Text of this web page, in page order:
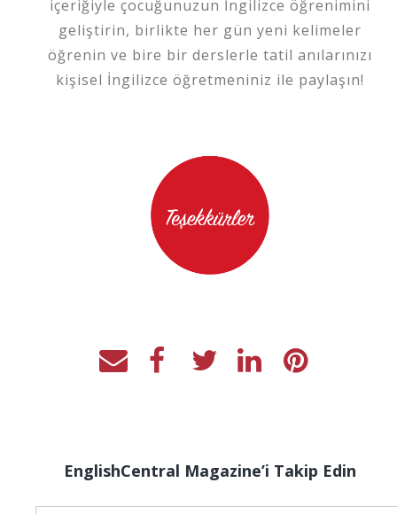
içeriğiyle çocuğunuzun İngilizce öğrenimini
geliştirin, birlikte her gün yeni kelimeler
öğrenin ve bire bir derslerle tatil anılarınızı
kişisel İngilizce öğretmeniniz ile paylaşın!
EnglishCentral Magazine’i Takip Edin